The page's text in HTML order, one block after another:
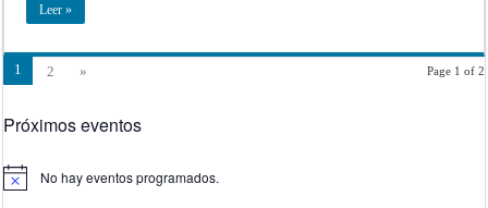
Leer »
Page 1 of 2
1 2 »
Próximos eventos
Aviso No hay eventos programados.